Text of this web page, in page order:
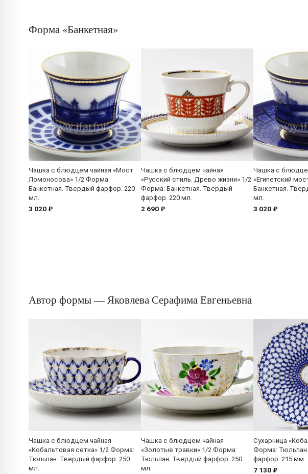
Форма «Банкетная»
Чашка с блюдцем чайная «Мост
Ломоносова» 1/2 Форма:
Банкетная. Твердый фарфор. 220
мл.
3 020 ₽
Чашка с блюдцем чайная
«Русский стиль. Древо жизни» 1/2
Форма: Банкетная. Твердый
фарфор. 220 мл.
2 690 ₽
Чашка с
«Египетский
Банкетная.
мл.
3 020 ₽
Автор формы — Яковлева Серафима Евгеньевна
Чашка с блюдцем чайная
«Кобальтовая сетка» 1/2 Форма:
Тюльпан. Твердый фарфор. 250
мл.
Чашка с блюдцем чайная
«Золотые травки» 1/2 Форма:
Тюльпан. Твердый фарфор. 250
мл.
Сухарница
Форма:
фарфор. 215 мм.
7 130 ₽